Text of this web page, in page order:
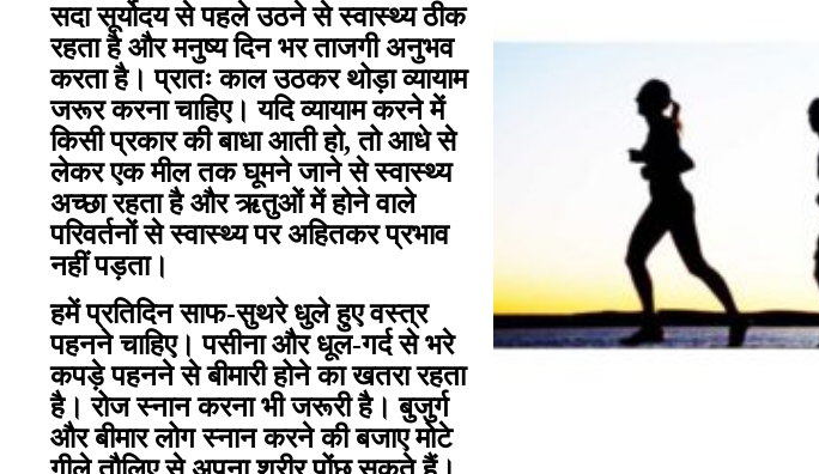
सदा सूर्योदय से पहले उठने से स्वास्थ्य ठीक
रहता है और मनुष्य दिन भर ताजगी अनुभव
करता है। प्रातः काल उठकर थोड़ा व्यायाम
जरूर करना चाहिए। यदि व्यायाम करने में
किसी प्रकार की बाधा आती हो, तो आधे से
लेकर एक मील तक घूमने जाने से स्वास्थ्य
अच्छा रहता है और ऋतुओं में होने वाले
परिवर्तनों से स्वास्थ्य पर अहितकर प्रभाव
नहीं पड़ता।
हमें प्रतिदिन साफ-सुथरे धुले हुए वस्त्र
पहनने चाहिए। पसीना और धूल-गर्द से भरे
कपड़े पहनने से बीमारी होने का खतरा रहता
है। रोज स्नान करना भी जरूरी है। बुजुर्ग
और बीमार लोग स्नान करने की बजाए मोटे